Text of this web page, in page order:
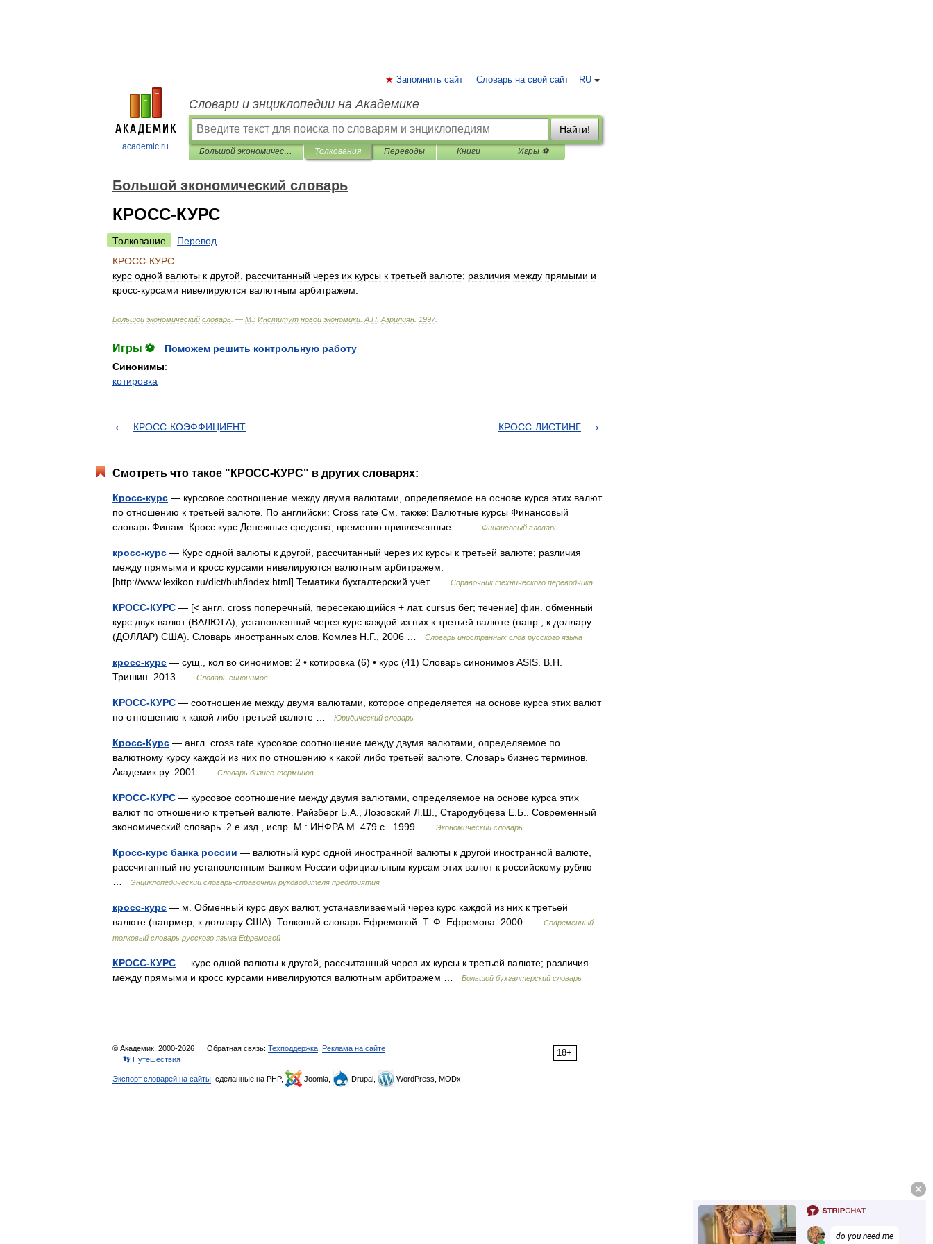
academic.ru
RU
Запомнить сайт Словарь на свой сайт
Словари и энциклопедии на Академике
Найти!
Большой экономический словарь Толкования Переводы Книги Игры ⚽
Большой экономический словарь
КРОСС-КУРС
Толкование
Перевод
КРОСС-КУРС
курс одной валюты к другой рассчитанный через их курсы к третьей валюте; различия между прямыми и
кросс-курсами нивелируются валютным арбитражем
Большой экономический словарь . — М : Институт новой экономики А Н Азрилиян 1997.
Игры ⚽
Поможем решить контрольную работу
Синонимы:
котировка
КРОСС-КОЭФФИЦИЕНТ КРОСС-ЛИСТИНГ
Смотреть что такое "КРОСС-КУРС" в других словарях:
Кросс-курс — курсовое соотношение между двумя валютами, определяемое на основе курса этих валют
по отношению к третьей валюте. По английски: Cross rate См. также: Валютные курсы Финансовый
словарь Финам. Кросс курс Денежные средства, временно привлеченные… …
Финансовый словарь
кросс-курс — Курс одной валюты к другой, рассчитанный через их курсы к третьей валюте; различия
между прямыми и кросс курсами нивелируются валютным арбитражем.
[http://www.lexikon.ru/dict/buh/index.html] Тематики бухгалтерский учет …
Справочник технического переводчика
КРОСС-КУРС — [< англ. cross поперечный, пересекающийся + лат. cursus бег; течение] фин. обменный
курс двух валют (ВАЛЮТА), установленный через курс каждой из них к третьей валюте (напр., к доллару
(ДОЛЛАР) США). Словарь иностранных слов. Комлев Н.Г., 2006 …
Словарь иностранных слов русского языка
кросс-курс — сущ., кол во синонимов: 2 • котировка (6) • курс (41) Словарь синонимов ASIS. В.Н.
Тришин. 2013 …
Словарь синонимов
КРОСС-КУРС — соотношение между двумя валютами, которое определяется на основе курса этих валют
по отношению к какой либо третьей валюте …
Юридический словарь
Кросс-Курс — англ. cross rate курсовое соотношение между двумя валютами, определяемое по
валютному курсу каждой из них по отношению к какой либо третьей валюте. Словарь бизнес терминов.
Академик.ру. 2001 …
Словарь бизнес-терминов
КРОСС-КУРС — курсовое соотношение между двумя валютами, определяемое на основе курса этих
валют по отношению к третьей валюте. Райзберг Б.А., Лозовский Л.Ш., Стародубцева Е.Б.. Современный
экономический словарь. 2 е изд., испр. М.: ИНФРА М. 479 с.. 1999 …
Экономический словарь
Кросс-курс банка россии — валютный курс одной иностранной валюты к другой иностранной валюте,
рассчитанный по установленным Банком России официальным курсам этих валют к российскому рублю
Энциклопедический словарь-справочник руководителя предприятия
кросс-курс — м. Обменный курс двух валют, устанавливаемый через курс каждой из них к третьей
валюте (напрмер, к доллару США). Толковый словарь Ефремовой. Т. Ф. Ефремова. 2000 …
Современный
толковый словарь русского языка Ефремовой
КРОСС-КУРС — курс одной валюты к другой, рассчитанный через их курсы к третьей валюте; различия
между прямыми и кросс курсами нивелируются валютным арбитражем …
Большой бухгалтерский словарь
18+
© Академик, 2000-2026 Обратная связь: Техподдержка Реклама на сайте
👣 Путешествия
Экспорт словарей на сайты , сделанные на PHP, Joomla, Drupal, WordPress, MODx.